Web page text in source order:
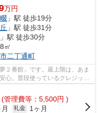
万円
」駅 徒歩19分
」駅 徒歩31分
」駅 徒歩30分
㎡
二丁通町
２番館」です。最上階は、あま
心。普段使っているクレジット
(管理費等：5,500円 )
礼金
1ヶ月